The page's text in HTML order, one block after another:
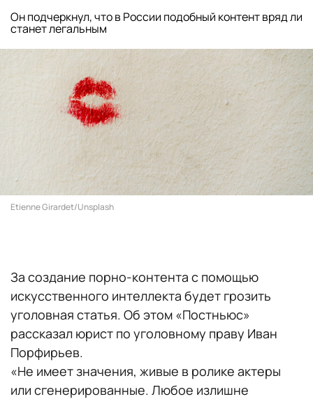
Он подчеркнул, что в России подобный контент вряд ли
станет легальным
Etienne Girardet/Unsplash
За создание порно-контента с помощью
искусственного интеллекта будет грозить
уголовная статья. Об этом «Постньюс»
рассказал юрист по уголовному праву Иван
Порфирьев.
«Не имеет значения, живые в ролике актеры
или сгенерированные. Любое излишне